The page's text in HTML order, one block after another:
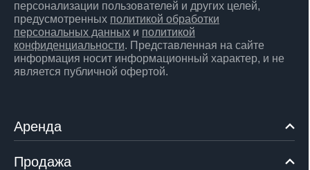
персонализации пользователей и других целей,
предусмотренных политикой обработки
персональных данных и политикой
конфиденциальности. Представленная на сайте
информация носит информационный характер, и не
является публичной офертой.
Аренда
Продажа